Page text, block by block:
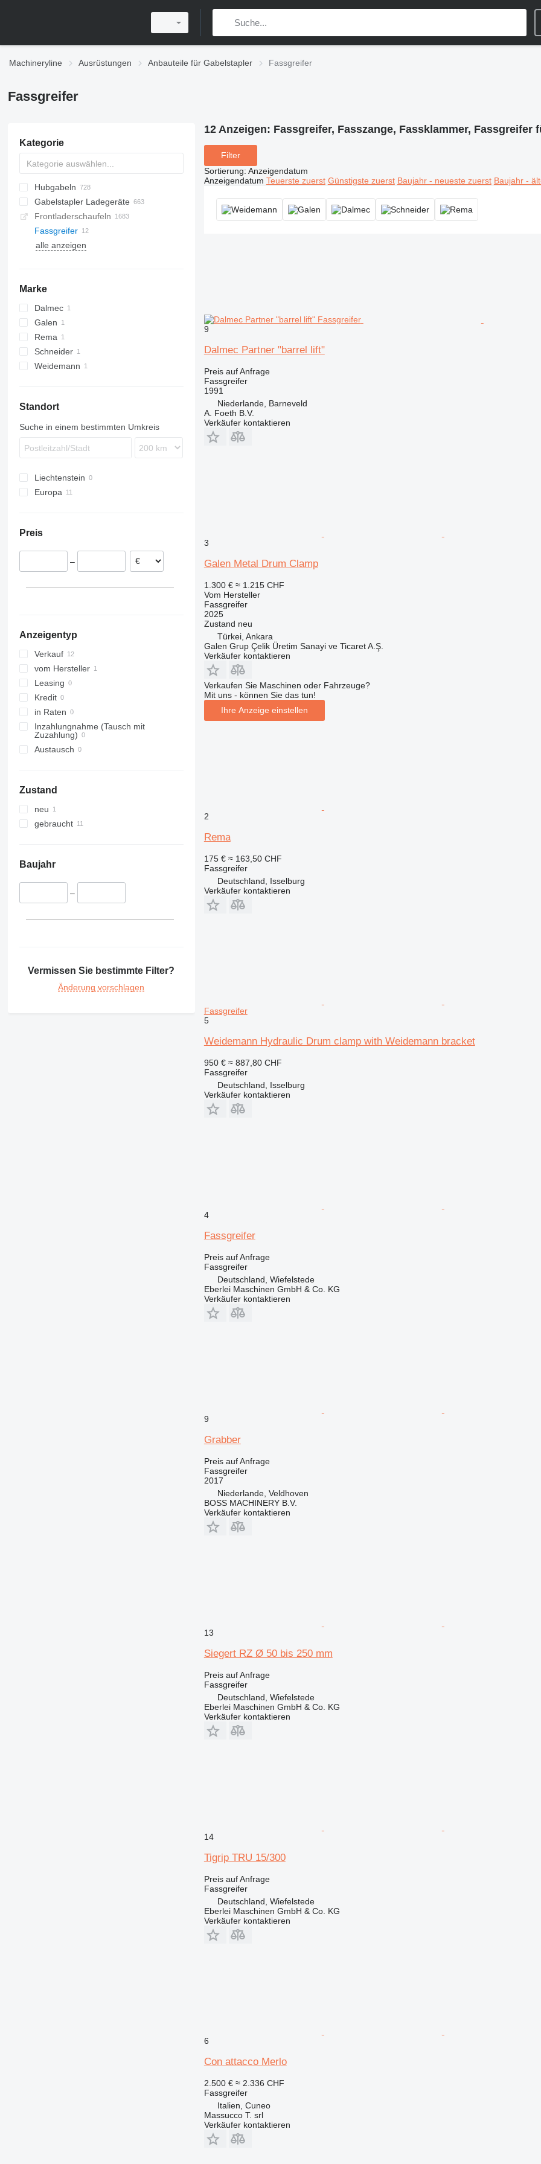
Machineryline Ausrüstungen Anbauteile für Gabelstapler Fassgreifer
Fassgreifer
Kategorie
Hubgabeln
Gabelstapler Ladegeräte
Frontladerschaufeln
Fassgreifer
alle anzeigen
Marke
Dalmec
Galen
Rema
Schneider
Weidemann
Standort
Suche in einem bestimmten Umkreis
Liechtenstein
Europa
Italien
Dänemark
Preis
–
Anzeigentyp
Verkauf
vom Hersteller
Leasing
Kredit
in Raten
Inzahlungnahme (Tausch mit
Zuzahlung)
Austausch
Zustand
neu
gebraucht
Baujahr
–
Vermissen Sie bestimmte Filter?
Änderung vorschlagen
12 Anzeigen: Fassgreifer, Fasszange, Fassklammer, Fassgreifer
Filter
Sortierung: Anzeigendatum
Anzeigendatum Teuerste zuerst Günstigste zuerst Baujahr - neueste zuerst Baujahr -
9
Dalmec Partner "barrel lift"
Preis auf Anfrage
Fassgreifer
1991
Niederlande, Barneveld
A. Foeth B.V.
Verkäufer kontaktieren
3
Galen Metal Drum Clamp
1.300 € ≈ 1.215 CHF
Vom Hersteller
Fassgreifer
2025
Zustand neu
Türkei, Ankara
Galen Grup Çelik Üretim Sanayi ve Ticaret A.Ş.
Verkäufer kontaktieren
Verkaufen Sie Maschinen oder Fahrzeuge?
Mit uns - können Sie das tun!
Ihre Anzeige einstellen
2
Rema
175 € ≈ 163,50 CHF
Fassgreifer
Deutschland, Isselburg
Verkäufer kontaktieren
Fassgreifer
5
Weidemann Hydraulic Drum clamp with Weidemann bracket
950 € ≈ 887,80 CHF
Fassgreifer
Deutschland, Isselburg
Verkäufer kontaktieren
4
Fassgreifer
Preis auf Anfrage
Fassgreifer
Deutschland, Wiefelstede
Eberlei Maschinen GmbH & Co. KG
Verkäufer kontaktieren
9
Grabber
Preis auf Anfrage
Fassgreifer
2017
Niederlande, Veldhoven
BOSS MACHINERY B.V.
Verkäufer kontaktieren
13
Siegert RZ Ø 50 bis 250 mm
Preis auf Anfrage
Fassgreifer
Deutschland, Wiefelstede
Eberlei Maschinen GmbH & Co. KG
Verkäufer kontaktieren
14
Tigrip TRU 15/300
Preis auf Anfrage
Fassgreifer
Deutschland, Wiefelstede
Eberlei Maschinen GmbH & Co. KG
Verkäufer kontaktieren
6
Con attacco Merlo
2.500 € ≈ 2.336 CHF
Fassgreifer
Italien, Cuneo
Massucco T. srl
Verkäufer kontaktieren